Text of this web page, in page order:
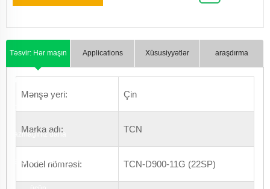
Təsvir: Hər maşın
üçün dəqiq və
cəlbedici təsvir
yazmağınız daha
yaxşı olar. Bunun
Applications Xüsusiyyətlər araşdırma
Mənşə yeri: Çin
Marka adı: TCN
Model nömrəsi: TCN-D900-11G (22SP)